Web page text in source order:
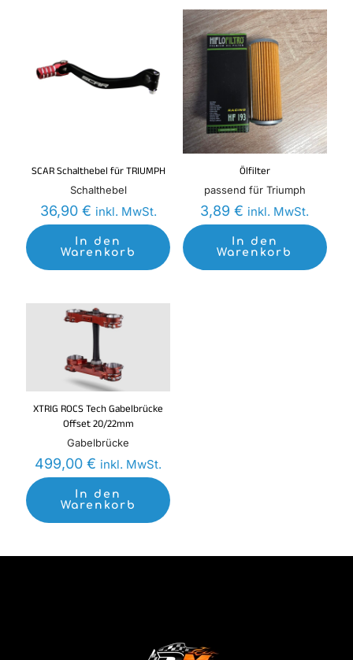
SCAR Schalthebel für TRIUMPH
Schalthebel
36,90 € inkl. MwSt.
In den
Warenkorb
Ölfilter
passend für Triumph
3,89€ inkl. MwSt.
In den
Warenkorb
XTRIG ROCS Tech Gabelbrücke
Offset 20/22mm
Gabelbrücke
499,00€ inkl. MwSt.
In den
Warenkorb